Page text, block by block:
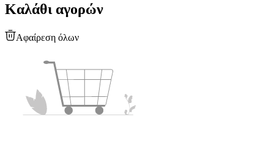
Καλάθι αγορών
Αφαίρεση όλων